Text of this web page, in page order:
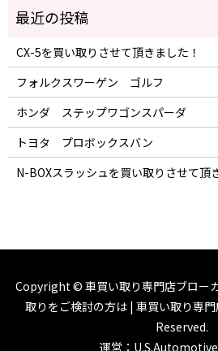
CX-5を買い取りさせて頂きました！
フォルクスワーゲン ゴルフ
ホンダ ステップワゴンスパーダ
トヨタ プロボックスバン
N-BOXスラッシュを買い取りさせて頂
Copyright © 車買い取り専門店ブロー
取りをご検討の方は | 車買い取り専
Reserved.
運営：